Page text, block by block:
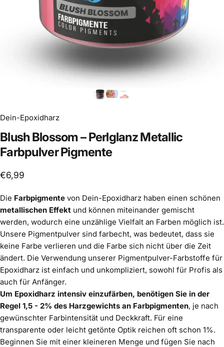
Dein-Epoxidharz
Blush Blossom–PerlglanzMetallic
FarbpulverPigmente
€6,99
Die Farbpigmente von Dein-Epoxidharz haben einen schönen
metallischen Effekt und können miteinander gemischt
werden, wodurch eine unzählige Vielfalt an Farben möglich ist.
Unsere Pigmentpulver sind farbecht, was bedeutet, dass sie
keine Farbe verlieren und die Farbe sich nicht über die Zeit
ändert. Die Verwendung unserer Pigmentpulver-Farbstoffe für
Epoxidharz ist einfach und unkompliziert, sowohl für Profis als
auch für Anfänger.
Um Epoxidharz intensiv einzufärben, benötigen Sie in der
Regel 1,5 - 2% des Harzgewichts an Farbpigmenten, je nach
gewünschter Farbintensität und Deckkraft. Für eine
transparente oder leicht getönte Optik reichen oft schon 1%.
Beginnen Sie mit einer kleineren Menge und fügen Sie nach